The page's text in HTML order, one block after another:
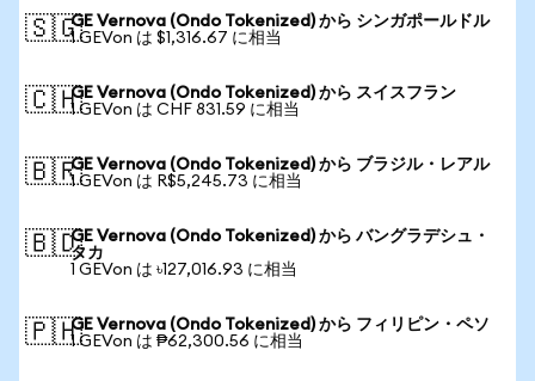
🇸🇬GE Vernova (Ondo Tokenized) から シンガポールドル
1 GEVon は $1,316.67 に相当
🇨🇭GE Vernova (Ondo Tokenized) から スイスフラン
1 GEVon は CHF 831.59 に相当
🇧🇷GE Vernova (Ondo Tokenized) から ブラジル・レアル
1 GEVon は R$5,245.73 に相当
🇧🇩GE Vernova (Ondo Tokenized) から バングラデシュ・
タカ
1 GEVon は ৳127,016.93 に相当
🇵🇭GE Vernova (Ondo Tokenized) から フィリピン・ペソ
1 GEVon は ₱62,300.56 に相当